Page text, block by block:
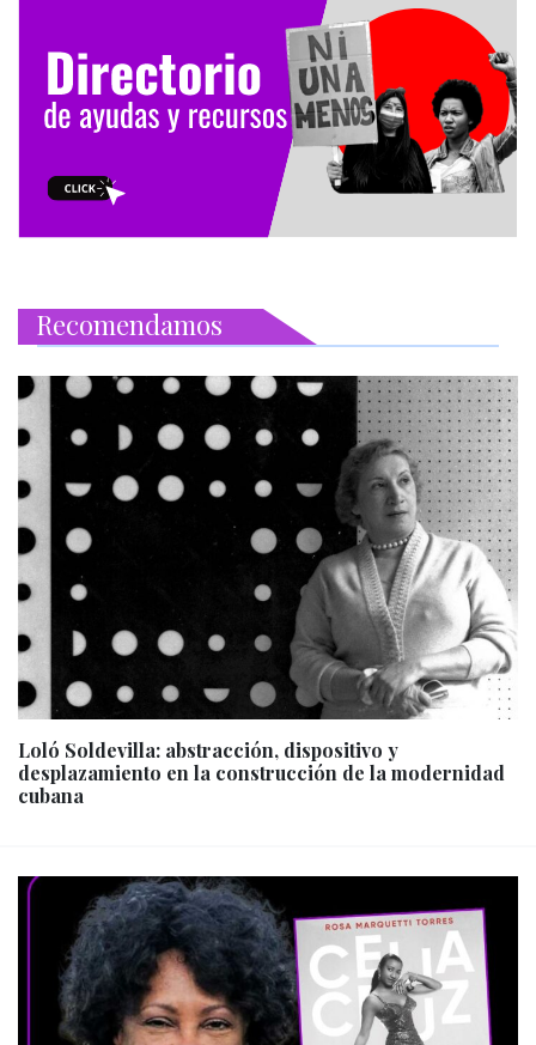
Recomendamos
Loló Soldevilla: abstracción, dispositivo y
desplazamiento en la construcción de la modernidad
cubana